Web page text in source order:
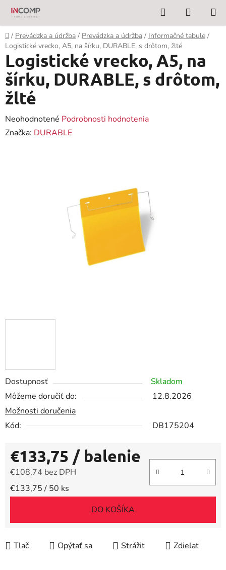
Prejsť
obsah
Hľadať
KOŠÍK
Domov
/ Prevádzka a údržba / Prevádzka a údržba / Informačné tabule /
Logistické vrecko, A5, na šírku, DURABLE, s drôtom, žlté
Dostupnosť
Skladom
Môžeme doručiť do:
12.8.2026
Možnosti doručenia
Kód:
DB175204
€133,75 / balenie
€108,74 bez DPH
Jednotková cena:
€133,75 / 50 ks
DO KOŠÍKA
Tlač Opýtať sa Strážiť Zdieľať
Logistické vrecko, A5, na
šírku, DURABLE, s drôtom,
žlté
Priemerné
hodnotenie
Neohodnotené Podrobnosti hodnotenia
Značka: DURABLE